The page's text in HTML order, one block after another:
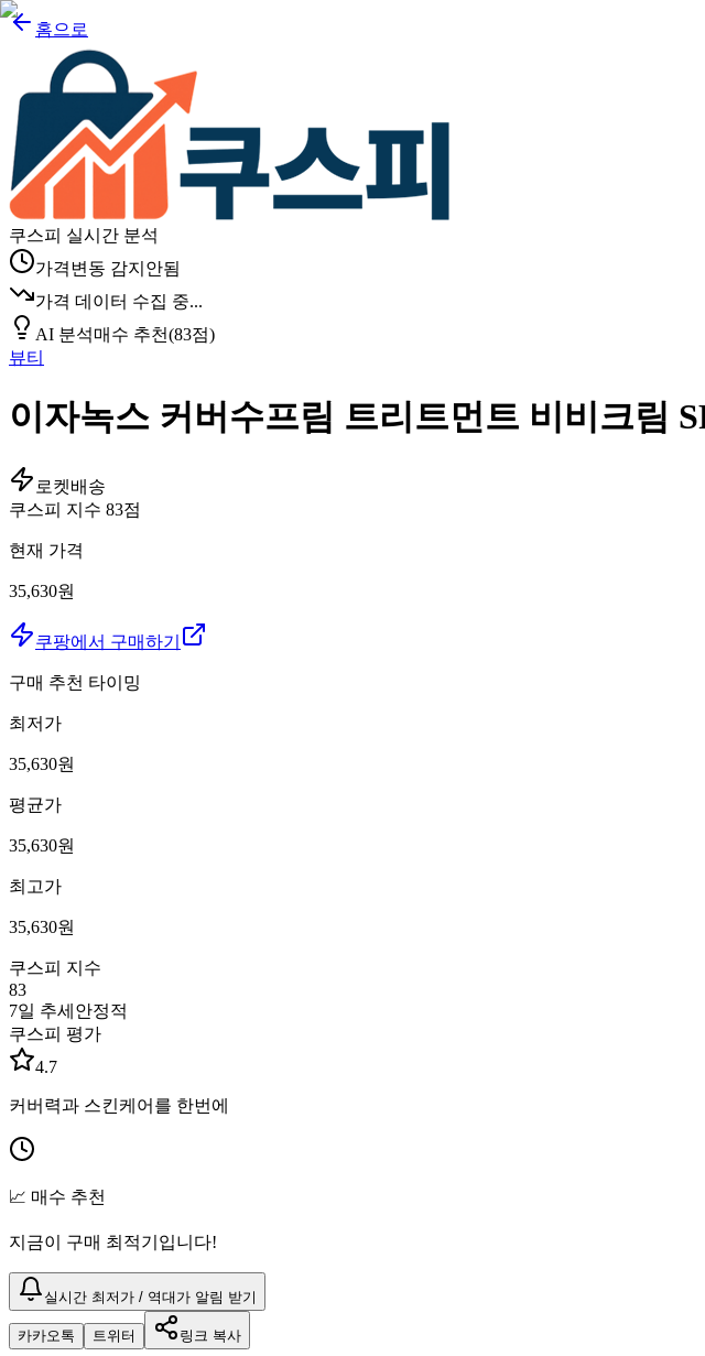
홈으로
쿠스피 실시간 분석
가격변동 감지안됨
가격 데이터 수집 중...
AI 분석매수 추천(83점)
뷰티
이자녹스 커버수프림 트리트먼트 비비크림
로켓배송
쿠스피 지수 83점
현재 가격
35,630원
쿠팡에서 구매하기
구매 추천 타이밍
최저가
35,630원
평균가
35,630원
최고가
35,630원
쿠스피 지수
83
7일 추세 안정적
쿠스피 평가
4.7
커버력과 스킨케어를 한번에
📈 매수 추천
지금이 구매 최적기입니다!
실시간 최저가 / 역대가 알림 받기
카카오톡 트위터 링크 복사